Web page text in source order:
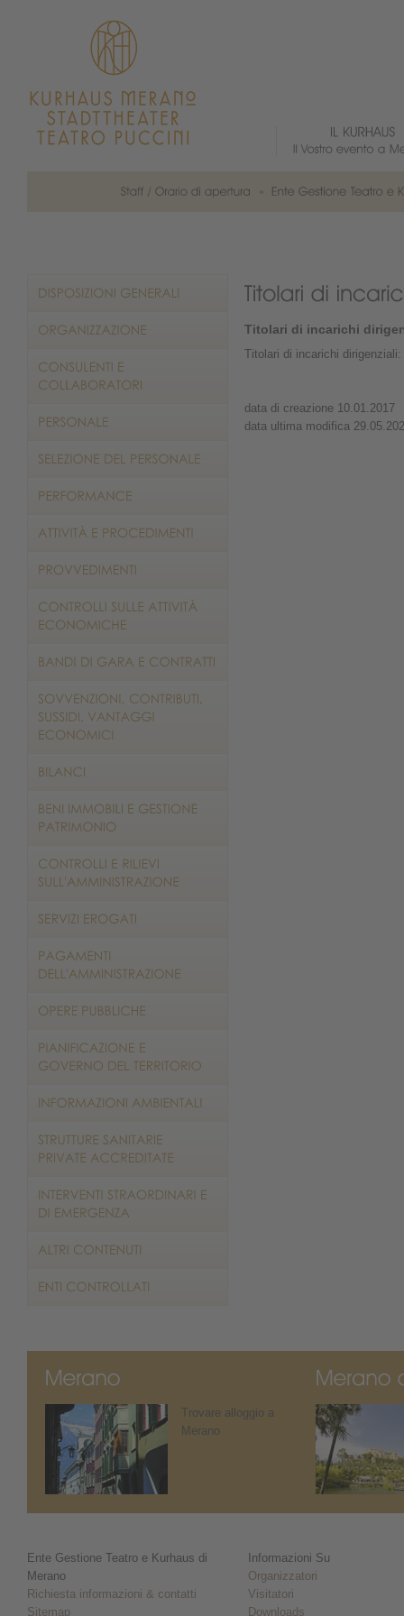
Titolari di incarichi
Titolari di incarichi
data di creazione 10.01.2017
data ultima modifica
Trovare alloggio a
Merano
Ente Gestione Teatro e Kurhaus di
Merano
Richiesta informazioni & contatti
Sitemap
Informazioni Su
Organizzatori
Visitatori
Downloads